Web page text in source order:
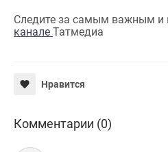
Следите за самым важным и
канале Татмедиа
Нравится
Комментарии (0)